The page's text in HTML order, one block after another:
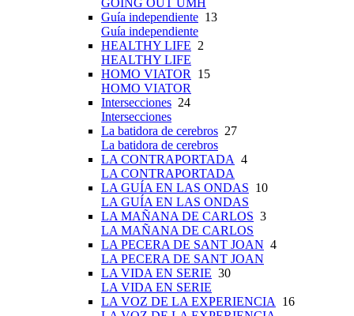
GOING OUT UMH
Guía independiente 13
Guía independiente
HEALTHY LIFE 2
HEALTHY LIFE
HOMO VIATOR
15
HOMO VIATOR
Intersecciones 24
Intersecciones
La batidora de cerebros 27
La batidora de cerebros
LA CONTRAPORTADA 4
LA CONTRAPORTADA
LA GUÍA EN LAS ONDAS 10
LA GUÍA EN LAS ONDAS
LA MAÑANA DE CARLOS 3
LA MAÑANA DE CARLOS
LA PECERA DE SANT JOAN 4
LA PECERA DE SANT JOAN
LA VIDA EN SERIE 30
LA VIDA EN SERIE
LA VOZ DE LA EXPERIENCIA
16